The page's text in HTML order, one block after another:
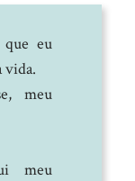
eu
vida.
meu
meu